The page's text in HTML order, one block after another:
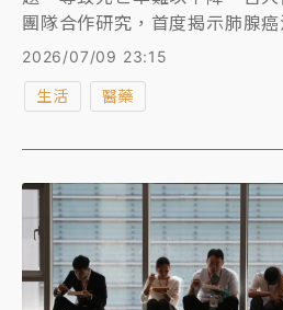
團隊合作研究，首度揭示肺腺
神經，使用偏頭痛老藥結合免疫
抗癌能力，進而減緩肺腺癌進展
2026/07/09 23:15
生活 醫藥